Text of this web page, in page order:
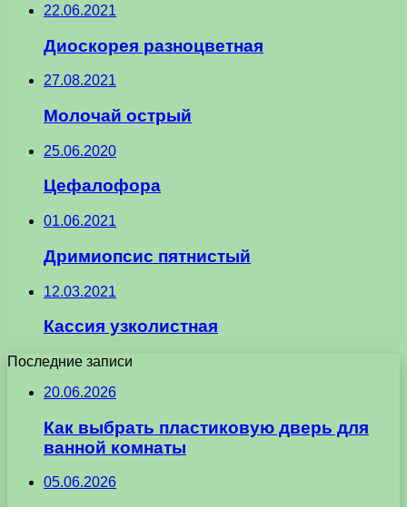
22.06.2021
Диоскорея разноцветная
27.08.2021
Молочай острый
25.06.2020
Цефалофора
01.06.2021
Дримиопсис пятнистый
12.03.2021
Кассия узколистная
Последние записи
20.06.2026
Как выбрать пластиковую дверь для
ванной комнаты
05.06.2026